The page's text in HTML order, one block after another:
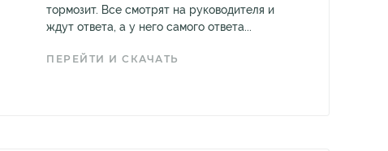
тормозит. Все смотрят на руководителя и
ждут ответа, а у него самого ответа...
ПЕРЕЙТИ И СКАЧАТЬ